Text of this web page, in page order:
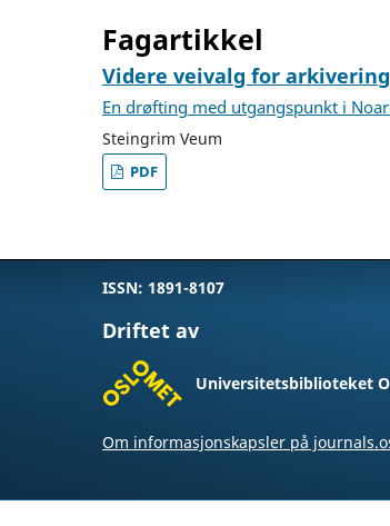
Fagartikkel
Videre veivalg for
En drøfting med utgangspunkt i
Steingrim Veum
PDF
ISSN: 1891-8107
Driftet av
Universitetsbiblioteket
Om informasjonskapsler på